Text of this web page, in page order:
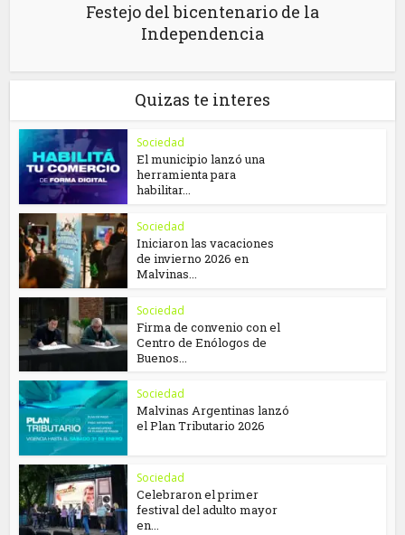
Festejo del bicentenario de la
Independencia
Quizas te interes
Sociedad
El municipio lanzó una
herramienta para
habilitar...
Sociedad
Iniciaron las vacaciones
de invierno 2026 en
Malvinas...
Sociedad
Firma de convenio con el
Centro de Enólogos de
Buenos...
Sociedad
Malvinas Argentinas lanzó
el Plan Tributario 2026
Sociedad
Celebraron el primer
festival del adulto mayor
en...